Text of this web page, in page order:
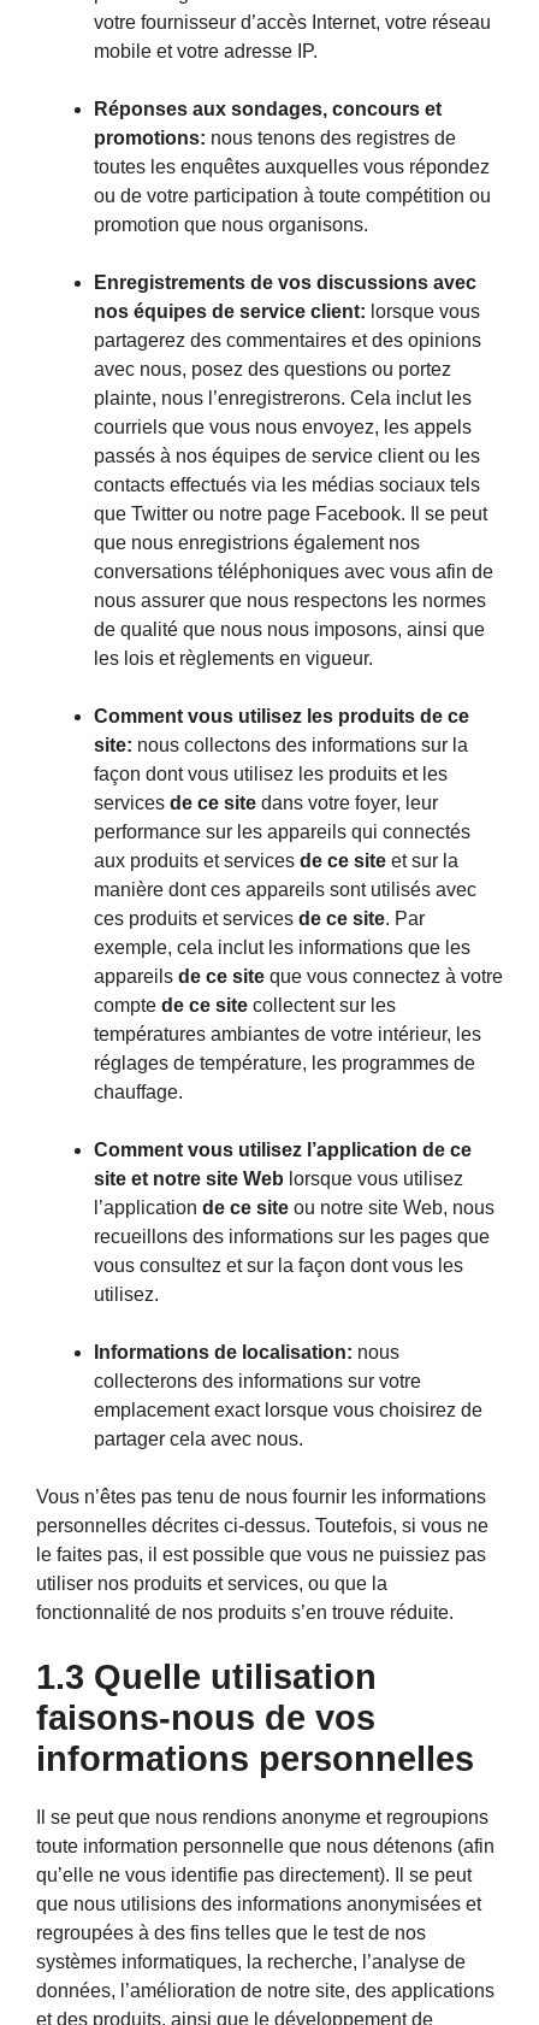
votre fournisseur d’accès Internet, votre réseau
mobile et votre adresse IP.
Réponses aux sondages, concours et
promotions: nous tenons des registres de
toutes les enquêtes auxquelles vous répondez
ou de votre participation à toute compétition ou
promotion que nous organisons.
Enregistrements de vos discussions avec
nos équipes de service client: lorsque vous
partagerez des commentaires et des opinions
avec nous, posez des questions ou portez
plainte, nous l’enregistrerons. Cela inclut les
courriels que vous nous envoyez, les appels
passés à nos équipes de service client ou les
contacts effectués via les médias sociaux tels
que Twitter ou notre page Facebook. Il se peut
que nous enregistrions également nos
conversations téléphoniques avec vous afin de
nous assurer que nous respectons les normes
de qualité que nous nous imposons, ainsi que
les lois et règlements en vigueur.
Comment vous utilisez les produits de ce
site: nous collectons des informations sur la
façon dont vous utilisez les produits et les
services de ce site dans votre foyer, leur
performance sur les appareils qui connectés
aux produits et services de ce site et sur la
manière dont ces appareils sont utilisés avec
ces produits et services de ce site. Par
exemple, cela inclut les informations que les
appareils de ce site que vous connectez à votre
compte de ce site collectent sur les
températures ambiantes de votre intérieur, les
réglages de température, les programmes de
chauffage.
Comment vous utilisez l’application de ce
site et notre site Web lorsque vous utilisez
l’application de ce site ou notre site Web, nous
recueillons des informations sur les pages que
vous consultez et sur la façon dont vous les
utilisez.
Informations de localisation: nous
collecterons des informations sur votre
emplacement exact lorsque vous choisirez de
partager cela avec nous.
Vous n’êtes pas tenu de nous fournir les informations
personnelles décrites ci-dessus. Toutefois, si vous ne
le faites pas, il est possible que vous ne puissiez pas
utiliser nos produits et services, ou que la
fonctionnalité de nos produits s’en trouve réduite.
1.3 Quelle utilisation
faisons-nous de vos
informations personnelles
Il se peut que nous rendions anonyme et regroupions
toute information personnelle que nous détenons (afin
qu’elle ne vous identifie pas directement). Il se peut
que nous utilisions des informations anonymisées et
regroupées à des fins telles que le test de nos
systèmes informatiques, la recherche, l’analyse de
données, l’amélioration de notre site, des applications
et des produits, ainsi que le développement de